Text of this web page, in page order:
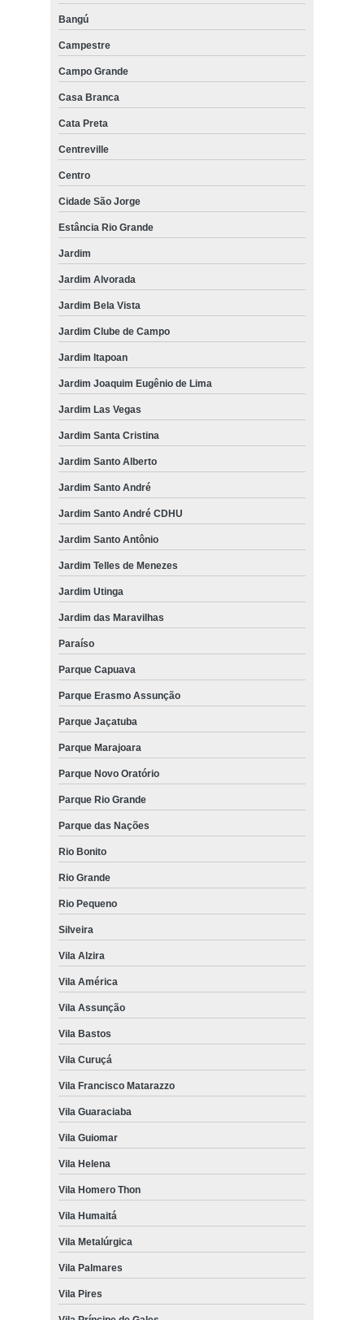
Bangú
Campestre
Campo Grande
Casa Branca
Cata Preta
Centreville
Centro
Cidade São Jorge
Estância Rio Grande
Jardim
Jardim Alvorada
Jardim Bela Vista
Jardim Clube de Campo
Jardim Itapoan
Jardim Joaquim Eugênio de Lima
Jardim Las Vegas
Jardim Santa Cristina
Jardim Santo Alberto
Jardim Santo André
Jardim Santo André CDHU
Jardim Santo Antônio
Jardim Telles de Menezes
Jardim Utinga
Jardim das Maravilhas
Paraíso
Parque Capuava
Parque Erasmo Assunção
Parque Jaçatuba
Parque Marajoara
Parque Novo Oratório
Parque Rio Grande
Parque das Nações
Rio Bonito
Rio Grande
Rio Pequeno
Silveira
Vila Alzira
Vila América
Vila Assunção
Vila Bastos
Vila Curuçá
Vila Francisco Matarazzo
Vila Guaraciaba
Vila Guiomar
Vila Helena
Vila Homero Thon
Vila Humaitá
Vila Metalúrgica
Vila Palmares
Vila Pires